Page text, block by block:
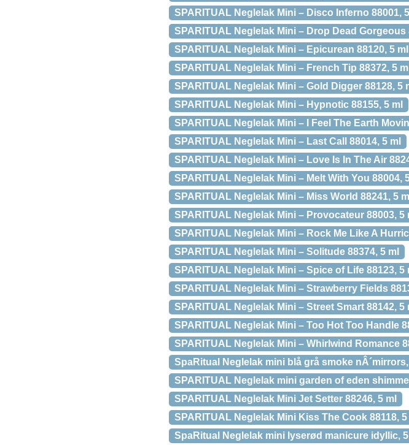
SPARITUAL Neglelak Mini – Disco Inferno 88001, 5
SPARITUAL Neglelak Mini – Drop Dead Gorgeous
SPARITUAL Neglelak Mini – Epicurean 88120, 5 ml
SPARITUAL Neglelak Mini – French Tip 88372, 5 ml
SPARITUAL Neglelak Mini – Gold Digger 88128, 5
SPARITUAL Neglelak Mini – Hypnotic 88155, 5 ml
SPARITUAL Neglelak Mini – I Feel The Earth
SPARITUAL Neglelak Mini – Last Call 88014, 5 ml
SPARITUAL Neglelak Mini – Love Is In The Air
SPARITUAL Neglelak Mini – Melt With You 88004,
SPARITUAL Neglelak Mini – Miss World 88241, 5 ml
SPARITUAL Neglelak Mini – Provocateur 88003, 5
SPARITUAL Neglelak Mini – Rock Me Like A
SPARITUAL Neglelak Mini – Solitude 88374, 5 ml
SPARITUAL Neglelak Mini – Spice of Life 88123, 5
SPARITUAL Neglelak Mini – Strawberry Fields
SPARITUAL Neglelak Mini – Street Smart 88142, 5
SPARITUAL Neglelak Mini – Too Hot Too Handle
SPARITUAL Neglelak Mini – Whirlwind Romance
SpaRitual Neglelak mini blå grå smoke
SPARITUAL Neglelak mini garden of eden
SPARITUAL Neglelak Mini Jet Setter 88246, 5 ml
SPARITUAL Neglelak Mini Kiss The Cook 88118, 5
SpaRitual Neglelak mini lyserød manicure idyllic,